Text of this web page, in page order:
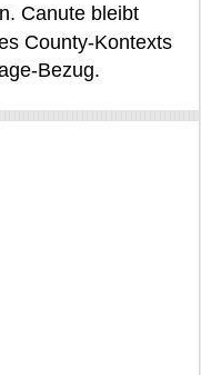
Canute bleibt
County-Kontexts
Bezug.